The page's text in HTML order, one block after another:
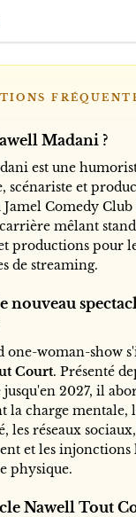
Madani ?
est une
scénariste et
Jamel Comedy Club
mêlant
productions pour
de streaming.
nouveau
one-woman-show
Court. Présenté
2027, il
la charge mentale,
les réseaux
et les injonctions
physique.
Nawell Tout